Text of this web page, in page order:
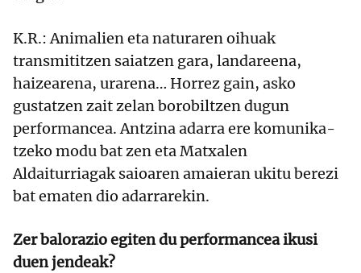
K.R.: Animalien eta naturaren oihuak
transmititzen saiatzen gara, landareena,
haizearena, urarena… Horrez gain, asko
gustatzen zait zelan borobiltzen dugun
performancea. Antzina adarra ere komunika-
tzeko modu bat zen eta Matxalen
Aldaiturriagak saioaren amaieran ukitu berezi
bat ematen dio adarrarekin.
Zer balorazio egiten du performancea ikusi
duen jendeak?